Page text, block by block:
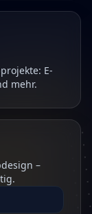
E-
mehr.
–